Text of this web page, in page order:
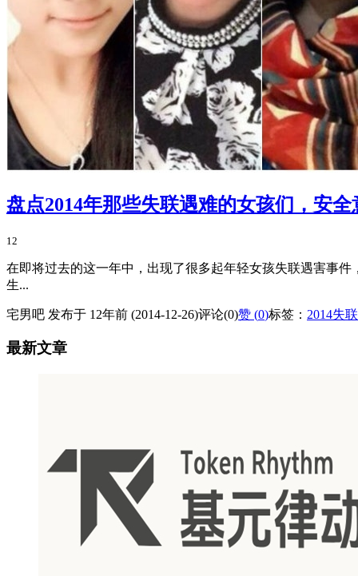
盘点2014年那些失联遇难的女孩们，安
12
在即将过去的这一年中，出现了很多起年轻女孩失联遇害事
生...
宅男吧 发布于 12年前 (2014-12-26)评论(0)赞 (0)标签： 2014失
最新文章